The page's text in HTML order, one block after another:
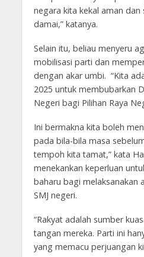
negara kita kekal aman
damai,” katanya.
Selain itu, beliau menyeru
mobilisasi parti dan
dengan akar umbi. “Kita
2025 untuk membubarkan
Negeri bagi Pilihan Raya
Ini bermakna kita boleh
pada bila-bila masa
tempoh kita tamat,” kata
menekankan keperluan
baharu bagi melaksanakan
SMJ negeri.
“Rakyat adalah sumber
tangan mereka. Parti ini
yang memacu perjuangan